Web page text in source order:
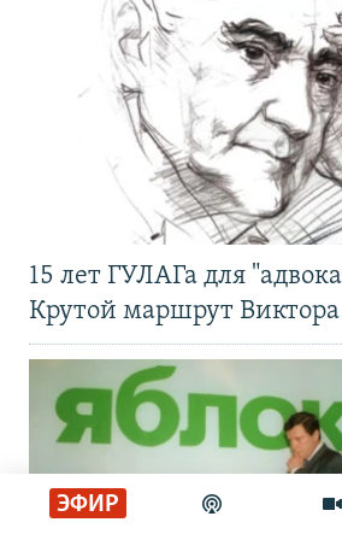
ЭФИР
15 лет ГУЛАГа для
Крутой маршрут Виктора